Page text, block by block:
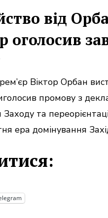
від
оголосив
Віктор Орбан
промову з
та
ера домінування